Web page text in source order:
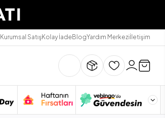
Kurumsal SatışKolay İadeBlogYardım Merkeziİletişim